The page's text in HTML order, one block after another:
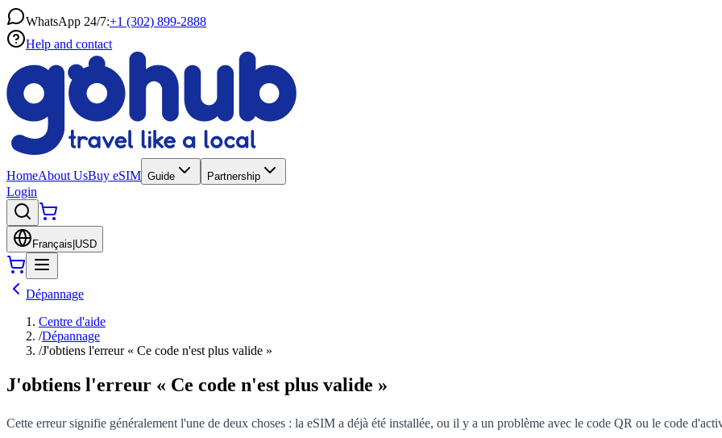
WhatsApp 24/7:+1 (302) 899-2888
Help and contact
HomeAbout UsBuy eSIM Guide Partnership
Login
Français USD
Dépannage
Centre d'aide
/Dépannage
/J'obtiens l'erreur « Ce code n'est plus valide »
J'obtiens l'erreur « Ce code n'est plus valide »
Cette erreur signifie généralement l'une de deux choses : la eSIM a déjà été installée, ou il y a un problème avec le code QR ou le code